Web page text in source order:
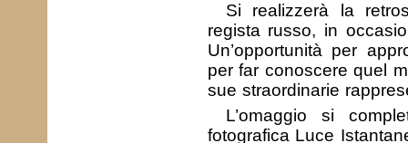
Si realizzerà la
regista russo, in
Un’opportunità per
per far conoscere quel
sue straordinarie
L’omaggio si
fotografica Luce